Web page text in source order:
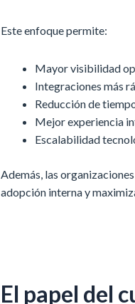
Este enfoque permite:
Mayor visibilidad
Integraciones más
Reducción de
Mejor experiencia
Escalabilidad
Además, las
adopción interna y
El papel del